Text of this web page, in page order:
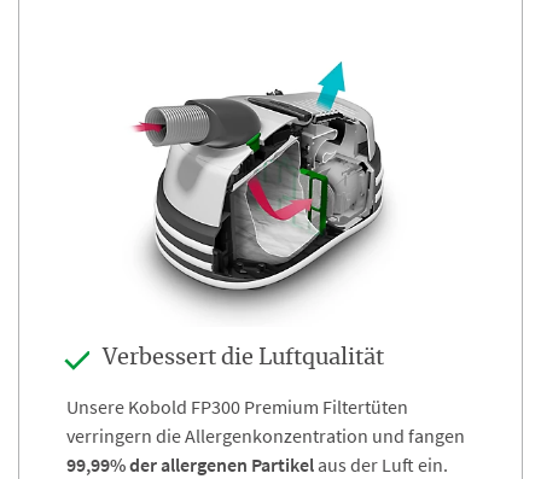
Verbessert die Luftqualität
Unsere Kobold FP300 Premium Filtertüten
verringern die Allergenkonzentration und fangen
99,99% der allergenen Partikel aus der Luft ein.